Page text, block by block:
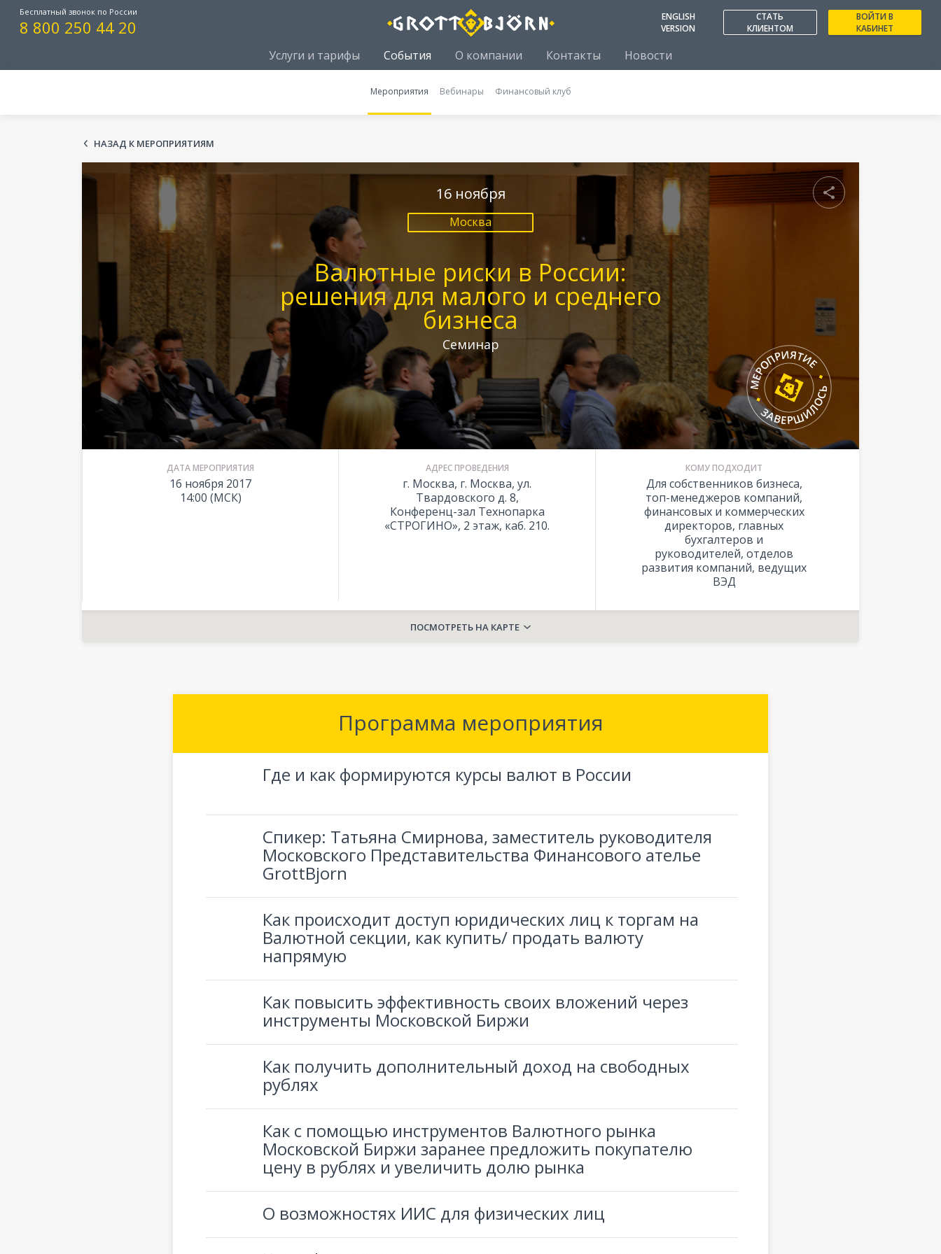
Бесплатный звонок по России
8 800 250 44 20
ENGLISH
VERSION
СТАТЬ
КЛИЕНТОМ
ВОЙТИ В
КАБИНЕТ
Услуги и тарифы События О компании Контакты Новости
Мероприятия Вебинары Финансовый клуб
НАЗАД К МЕРОПРИЯТИЯМ
16 ноября
Москва
Валютные риски в России:
решения для малого и среднего
бизнеса
Семинар
ДАТА МЕРОПРИЯТИЯ
16 ноября 2017
14:00 (МСК)
АДРЕС ПРОВЕДЕНИЯ
г. Москва, г. Москва, ул.
Твардовского д. 8,
Конференц-зал Технопарка
«СТРОГИНО», 2 этаж, каб. 210.
КОМУ ПОДХОДИТ
Для собственников бизнеса,
топ-менеджеров компаний,
финансовых и коммерческих
директоров, главных
бухгалтеров и
руководителей, отделов
развития компаний, ведущих
ВЭД
ПОСМОТРЕТЬ НА КАРТЕ
Поделиться
Программа мероприятия
Где и как формируются курсы валют в России
Спикер: Татьяна Смирнова, заместитель руководителя
Московского Представительства Финансового ателье
GrottBjorn
Как происходит доступ юридических лиц к торгам на
Валютной секции, как купить/ продать валюту
напрямую
Как повысить эффективность своих вложений через
инструменты Московской Биржи
Как получить дополнительный доход на свободных
рублях
Как с помощью инструментов Валютного рынка
Московской Биржи заранее предложить покупателю
цену в рублях и увеличить долю рынка
О возможностях ИИС для физических лиц